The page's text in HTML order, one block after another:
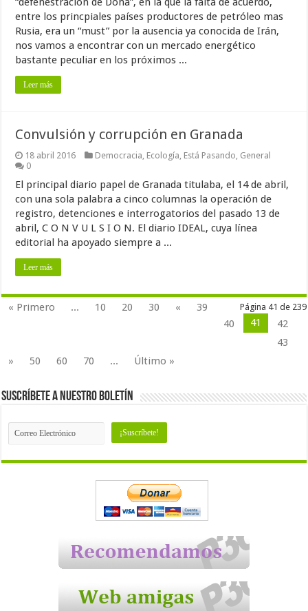
entre los princpiales países productores de petróleo mas
Rusia, era un “must” por la ausencia ya conocida de Irán,
nos vamos a encontrar con un mercado energético
bastante peculiar en los próximos ...
Leer más
Convulsión y corrupción en Granada
18 abril 2016 Democracia Ecología Está Pasando General
0
El principal diario papel de Granada titulaba, el 14 de abril,
con una sola palabra a cinco columnas la operación de
registro, detenciones e interrogatorios del pasado 13 de
abril, C O N V U L S I O N. El diario IDEAL, cuya línea
editorial ha apoyado siempre a ...
Leer más
Página 41 de 239
« Primero ... 10 20 30 «
39
40
41
42
43
»
50 60 70 ... Último »
Suscríbete a nuestro Boletín